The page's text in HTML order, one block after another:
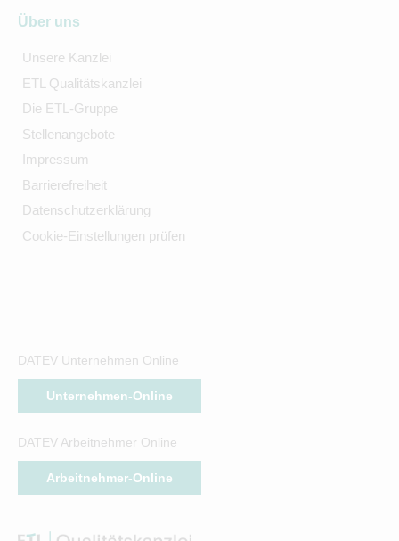
Über uns
Unsere Kanzlei
ETL Qualitätskanzlei
Die ETL-Gruppe
Stellenangebote
Impressum
Barrierefreiheit
Datenschutzerklärung
Cookie-Einstellungen prüfen
DATEV Unternehmen Online
Unternehmen-Online
DATEV Arbeitnehmer Online
Arbeitnehmer-Online